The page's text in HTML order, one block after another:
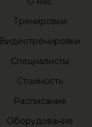
Тренировки
Видеотренировки
Специалисты
Стоимость
Расписание
Оборудование